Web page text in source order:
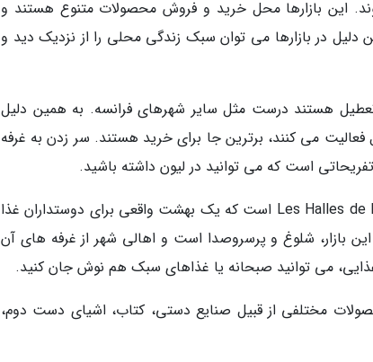
این بازارها محل خرید و فروش محصولات متنوع هستند و
دلیل در بازارها می توان سبک زندگی محلی را از نزدیک دید و
هستند درست مثل سایر شهرهای فرانسه. به همین دلیل
می کنند، برترین جا برای خرید هستند. سر زدن به غرفه
است که می توانید در لیون داشته باشید.
یکی از محبوب ترین بازارهای لیون، بازار Les Halles de Lyon Paul Bocuse است که یک بهشت واقعی برای دوستداران غذا
بازار، شلوغ و پرسروصدا است و اهالی شهر از غرفه های آن
می توانید صبحانه یا غذاهای سبک هم نوش جان کنید.
مختلفی از قبیل صنایع دستی، کتاب، اشیای دست دوم،